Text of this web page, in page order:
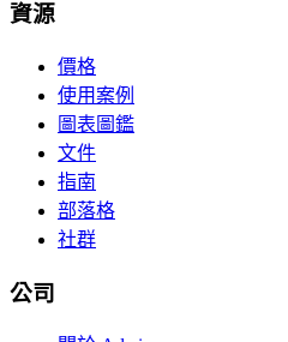
資源
價格
使用案例
圖表圖鑑
文件
指南
部落格
社群
公司